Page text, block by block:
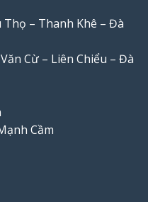
– Thanh Khê – Đà
Cừ – Liên Chiểu – Đà
Cầm